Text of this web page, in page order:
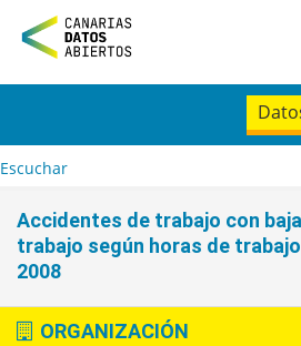
n
tEscuchar
Accidentes de trabajo con
trabajo según horas de
2008
ORGANIZACIÓN